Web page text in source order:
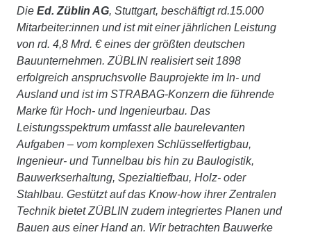
Die Ed. Züblin AG, Stuttgart, beschäftigt rd.15.000
Mitarbeiter:innen und ist mit einer jährlichen Leistung
von rd. 4,8 Mrd. € eines der größten deutschen
Bauunternehmen. ZÜBLIN realisiert seit 1898
erfolgreich anspruchsvolle Bauprojekte im In- und
Ausland und ist im STRABAG-Konzern die führende
Marke für Hoch- und Ingenieurbau. Das
Leistungsspektrum umfasst alle baurelevanten
Aufgaben – vom komplexen Schlüsselfertigbau,
Ingenieur- und Tunnelbau bis hin zu Baulogistik,
Bauwerkserhaltung, Spezialtiefbau, Holz- oder
Stahlbau. Gestützt auf das Know-how ihrer Zentralen
Technik bietet ZÜBLIN zudem integriertes Planen und
Bauen aus einer Hand an. Wir betrachten Bauwerke